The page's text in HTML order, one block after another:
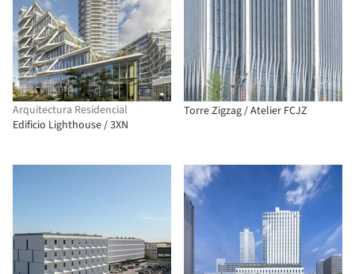
Arquitectura Residencial
Edificio Lighthouse / 3XN
Torre Zigzag / Atelier FCJZ